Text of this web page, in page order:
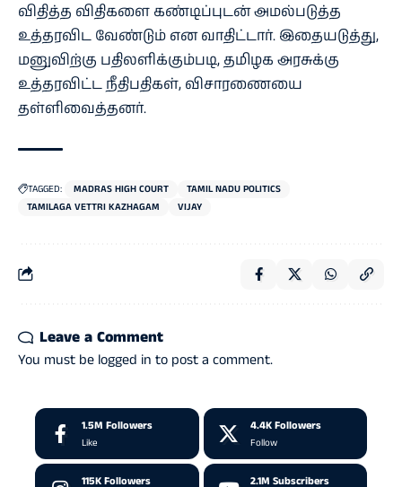
விதித்த விதிகளை கண்டிப்புடன் அமல்படுத்த
உத்தரவிட வேண்டும் என வாதிட்டார். இதையடுத்து,
மனுவிற்கு பதிலளிக்கும்படி, தமிழக அரசுக்கு
உத்தரவிட்ட நீதிபதிகள், விசாரணையை
தள்ளிவைத்தனர்.
TAGGED: MADRAS HIGH COURT
TAMIL NADU POLITICS
TAMILAGA VETTRI KAZHAGAM
VIJAY
Leave a Comment
You must be logged in to post a comment.
1.5M Followers
Like
4.4K Followers
Follow
115KFollowers 2.1M Subscribers